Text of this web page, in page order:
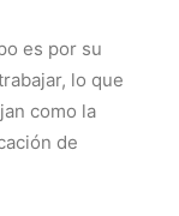
es por su
lo que
como la
de